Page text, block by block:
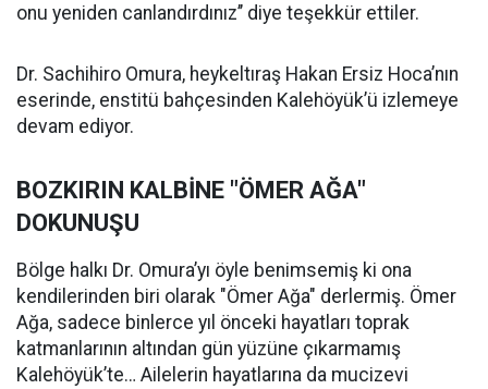
onu yeniden canlandırdınız’’ diye teşekkür ettiler.
Dr. Sachihiro Omura, heykeltıraş Hakan Ersiz Hoca’nın
eserinde, enstitü bahçesinden Kalehöyük’ü izlemeye
devam ediyor.
BOZKIRIN KALBİNE "ÖMER AĞA"
DOKUNUŞU
Bölge halkı Dr. Omura’yı öyle benimsemiş ki ona
kendilerinden biri olarak "Ömer Ağa" derlermiş. Ömer
Ağa, sadece binlerce yıl önceki hayatları toprak
katmanlarının altından gün yüzüne çıkarmamış
Kalehöyük’te… Ailelerin hayatlarına da mucizevi